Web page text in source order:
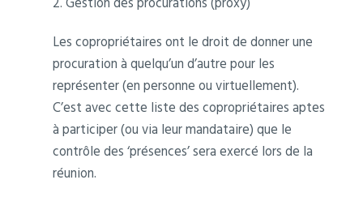
Les copropriétaires ont le droit de donner une
procuration à quelqu’un d’autre pour les
représenter (en personne ou virtuellement).
C’est avec cette liste des copropriétaires aptes
à participer (ou via leur mandataire) que le
contrôle des ‘présences’ sera exercé lors de la
réunion.